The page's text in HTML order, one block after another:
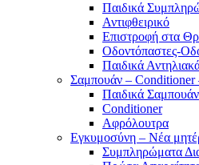
Παιδικά
Αντιφθειρικό
Επιστροφή στα
Οδοντόπαστες-
Παιδικά
Σαμπουάν –
Παιδικά Σαμπουάν
Conditioner
Αφρόλουτρα
Εγκυμοσύνη – Νέα
Συμπληρώματα